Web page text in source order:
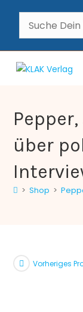
über
> Shop >
Vorheriges